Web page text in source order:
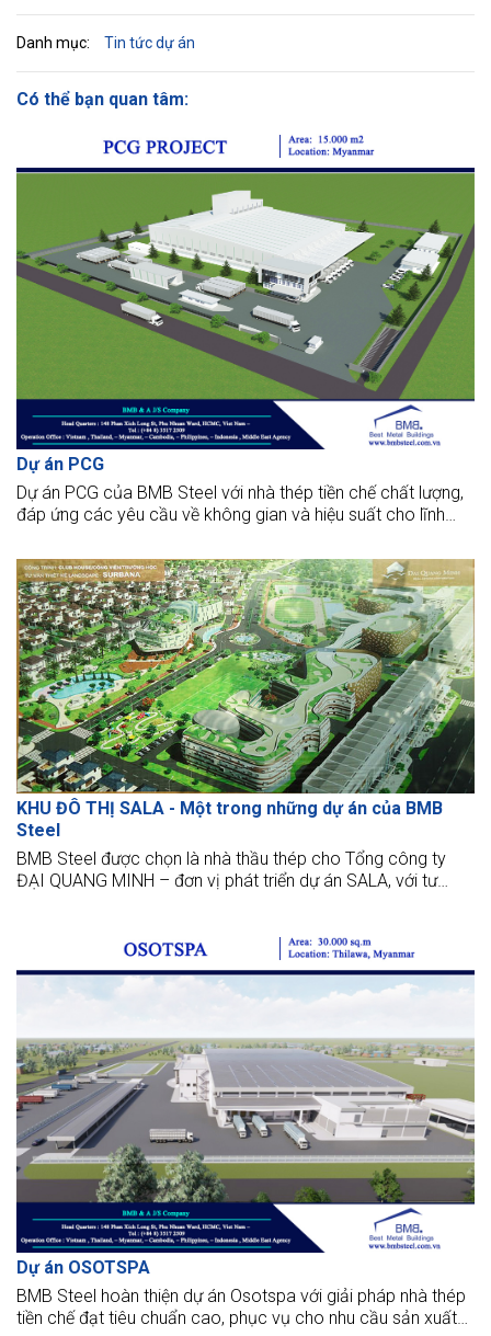
Danh mục: Tin tức dự án
Có thể bạn quan tâm:
Dự án PCG
Dự án PCG của BMB Steel với nhà thép tiền chế chất lượng,
đáp ứng các yêu cầu về không gian và hiệu suất cho lĩnh
KHU ĐÔ THỊ SALA - Một trong những dự án của BMB
Steel
BMB Steel được chọn là nhà thầu thép cho Tổng công ty
ĐẠI QUANG MINH – đơn vị phát triển dự án SALA, với tư
Dự án OSOTSPA
BMB Steel hoàn thiện dự án Osotspa với giải pháp nhà thép
tiền chế đạt tiêu chuẩn cao, phục vụ cho nhu cầu sản xuất